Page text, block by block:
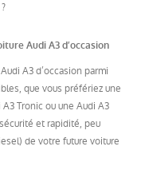
Audi A3 d’occasion
A3 d’occasion parmi
que vous préfériez une
Tronic ou une Audi A3
et rapidité, peu
de votre future voiture